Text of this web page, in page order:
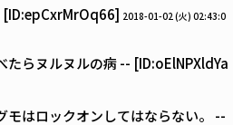
[ID:epCxrMrOq66] 2018-01-02 (火) 02:43:0
たらヌルヌルの病 -- [ID:oElNPXldYa
モはロックオンしてはならない。 --